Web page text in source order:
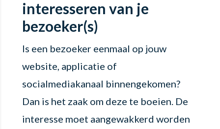
interesseren van je
bezoeker(s)
Is een bezoeker eenmaal op jouw
website, applicatie of
socialmediakanaal binnengekomen?
Dan is het zaak om deze te boeien. De
interesse moet aangewakkerd worden